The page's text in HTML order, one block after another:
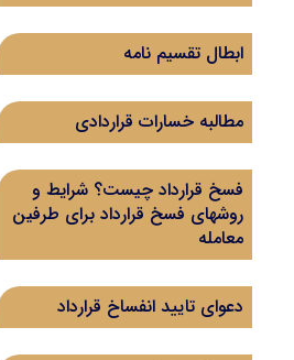
ابطال تقسیم نامه
مطالبه خسارات قراردادی
فسخ قرارداد چیست؟ شرایط و
روشهای فسخ قرارداد برای طرفین
معامله
دعوای تایید انفساخ قرارداد